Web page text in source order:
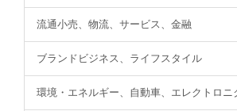
流通小売、物流、サービス、金融
ブランドビジネス、ライフスタイル
環境・エネルギー、自動車、エレクトロニ